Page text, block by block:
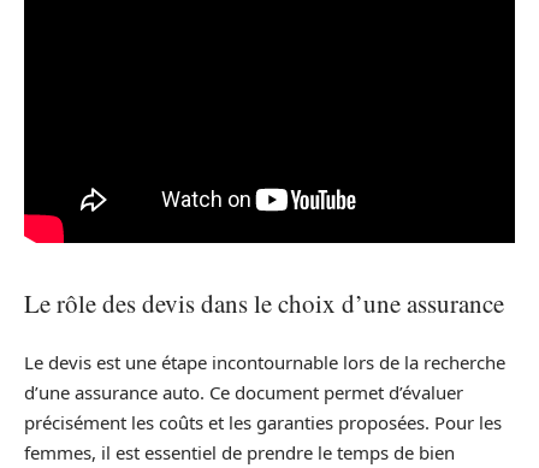
Le rôle des devis dans le choix d’une assurance
Le devis est une étape incontournable lors de la recherche
d’une assurance auto. Ce document permet d’évaluer
précisément les coûts et les garanties proposées. Pour les
femmes, il est essentiel de prendre le temps de bien